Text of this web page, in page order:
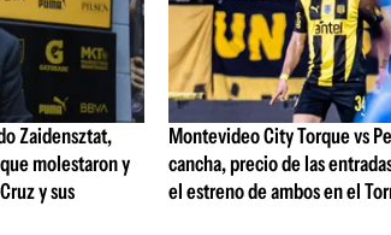
Zaidensztat,
molestaron y
y sus
Montevideo City Torque vs
cancha, precio de las
el estreno de ambos en el